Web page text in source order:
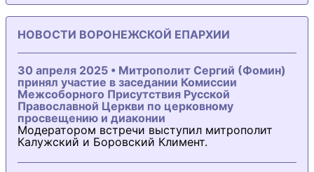
НОВОСТИ ВОРОНЕЖСКОЙ ЕПАРХИИ
30 апреля 2025 • Митрополит Сергий (Фомин)
принял участие в заседании Комиссии
Межсоборного Присутствия Русской
Православной Церкви по церковному
просвещению и диаконии
Модератором встречи выступил митрополит
Калужский и Боровский Климент.